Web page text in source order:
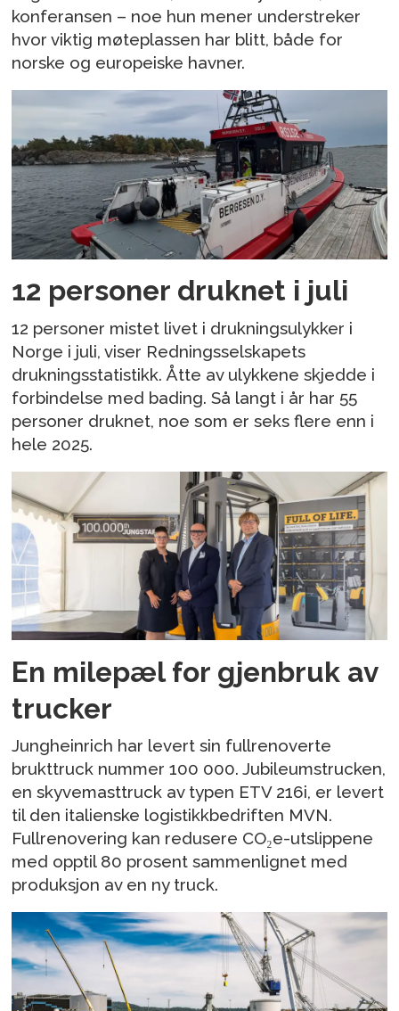
konferansen – noe hun mener understreker
hvor viktig møteplassen har blitt, både for
norske og europeiske havner.
12 personer druknet i juli
12 personer mistet livet i drukningsulykker i
Norge i juli, viser Redningsselskapets
drukningsstatistikk. Åtte av ulykkene skjedde i
forbindelse med bading. Så langt i år har 55
personer druknet, noe som er seks flere enn i
hele 2025.
En milepæl for gjenbruk av
trucker
Jungheinrich har levert sin fullrenoverte
brukttruck nummer 100 000. Jubileumstrucken,
en skyvemasttruck av typen ETV 216i, er levert
til den italienske logistikkbedriften MVN.
Fullrenovering kan redusere CO₂e-utslippene
med opptil 80 prosent sammenlignet med
produksjon av en ny truck.